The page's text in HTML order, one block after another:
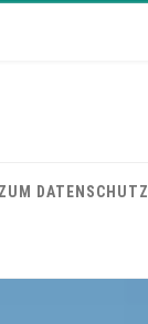
DATENSCHUTZ